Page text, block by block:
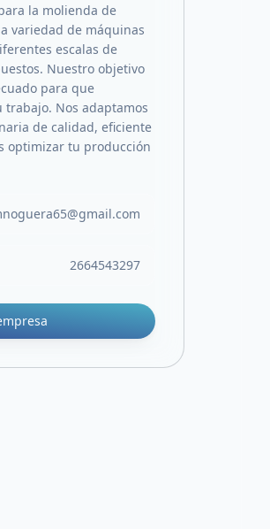
la molienda de
variedad de máquinas
escalas de
Nuestro objetivo
para que
Nos adaptamos
de calidad, eficiente
optimizar tu producción
2664543297